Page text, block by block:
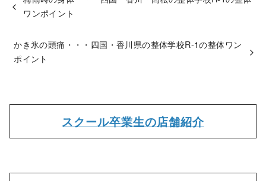
ワンポイント
かき氷の頭痛・・・四国・香川県の整体学校R-1の整体ワン
ポイント
スクール卒業生の店舗紹介